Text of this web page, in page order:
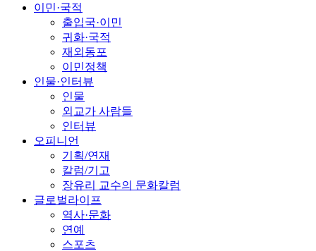
이민·국적
출입국·이민
귀화·국적
재외동포
이민정책
인물·인터뷰
인물
외교가 사람들
인터뷰
오피니언
기획/연재
칼럼/기고
장유리 교수의 문화칼럼
글로벌라이프
역사·문화
연예
스포츠